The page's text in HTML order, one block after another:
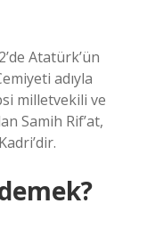
Atatürk’ün
adıyla
milletvekili ve
Samih Rif’at,